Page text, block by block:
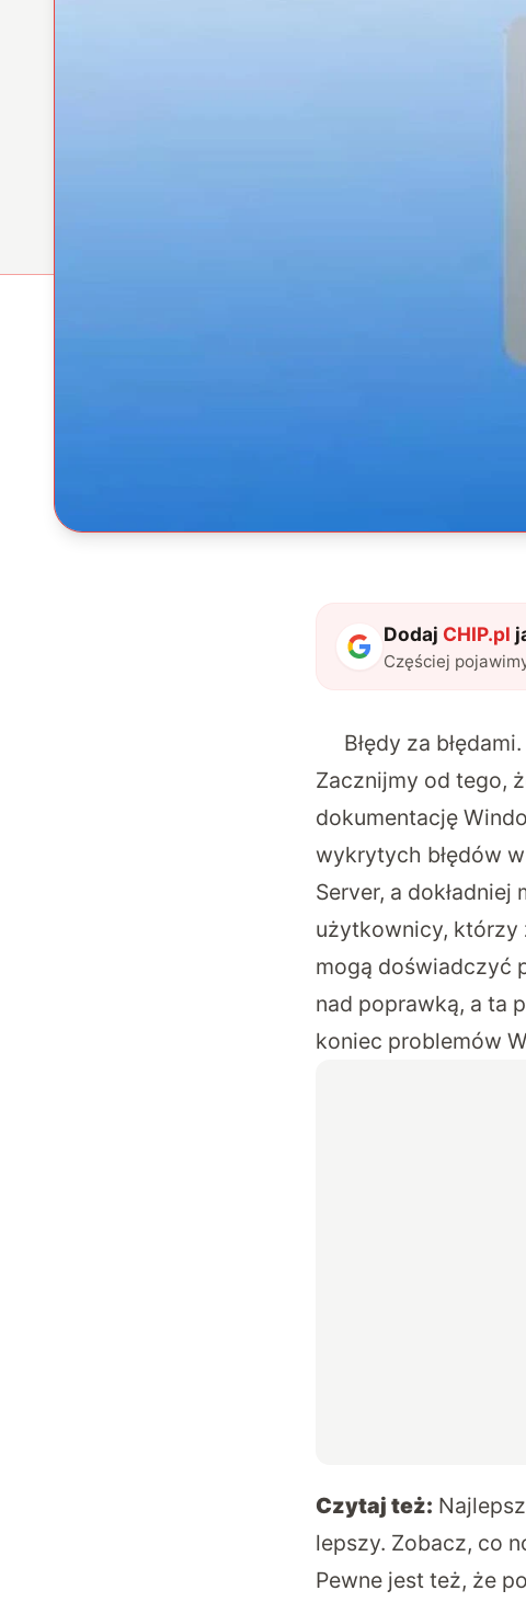
Dodaj CHIP.pl
Częściej
Błędy za
Zacznijmy od tego,
dokumentację
wykrytych błędów
Server, a
użytkownicy, którzy
mogą doświadczyć
nad poprawką, a ta
koniec problemów
Czytaj też:
lepszy. Zobacz, co
Pewne jest też, że